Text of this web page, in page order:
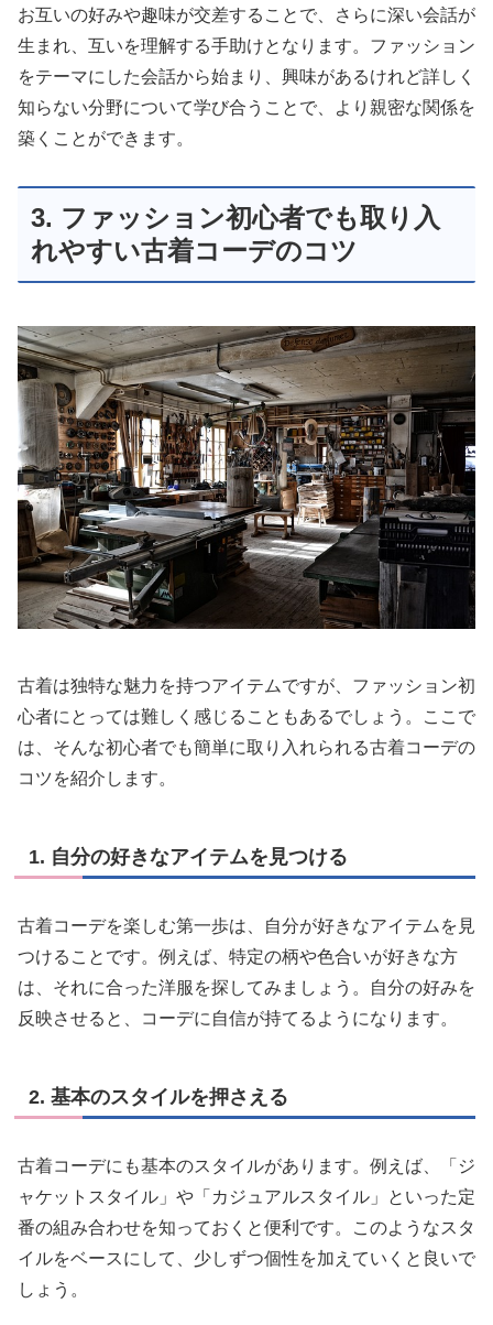
お互いの好みや趣味が交差することで、さらに深い会話が
生まれ、互いを理解する手助けとなります。ファッション
をテーマにした会話から始まり、興味があるけれど詳しく
知らない分野について学び合うことで、より親密な関係を
築くことができます。
3. ファッション初心者でも取り入
れやすい古着コーデのコツ
古着は独特な魅力を持つアイテムですが、ファッション初
心者にとっては難しく感じることもあるでしょう。ここで
は、そんな初心者でも簡単に取り入れられる古着コーデの
コツを紹介します。
1. 自分の好きなアイテムを見つける
古着コーデを楽しむ第一歩は、自分が好きなアイテムを見
つけることです。例えば、特定の柄や色合いが好きな方
は、それに合った洋服を探してみましょう。自分の好みを
反映させると、コーデに自信が持てるようになります。
2. 基本のスタイルを押さえる
古着コーデにも基本のスタイルがあります。例えば、「ジ
ャケットスタイル」や「カジュアルスタイル」といった定
番の組み合わせを知っておくと便利です。このようなスタ
イルをベースにして、少しずつ個性を加えていくと良いで
しょう。